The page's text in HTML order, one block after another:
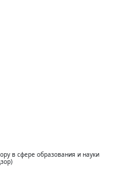
в сфере образования и науки